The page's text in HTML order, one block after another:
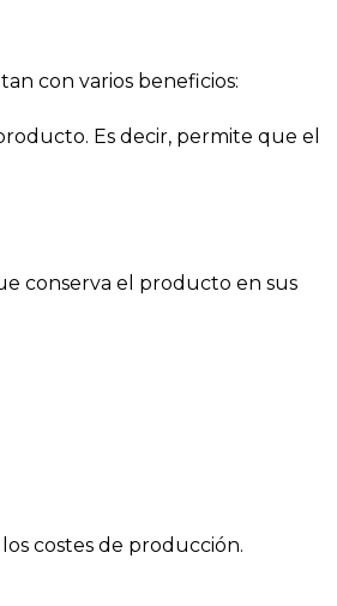
con varios beneficios:
Es decir, permite que el
conserva el producto en sus
costes de producción.